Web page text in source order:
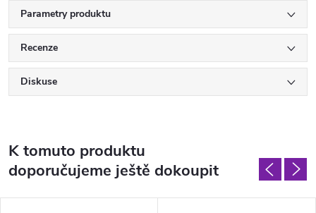
Parametry produktu
Recenze
Diskuse
K tomuto produktu
doporučujeme ještě dokoupit